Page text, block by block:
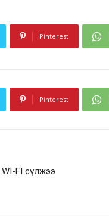
Pinterest
Pinterest
FI сүлжээ